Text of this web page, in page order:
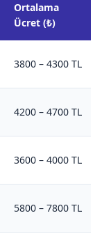
Ortalama
Ücret (₺)
3800 – 4300 TL
4200 – 4700 TL
3600 – 4000 TL
5800 – 7800 TL